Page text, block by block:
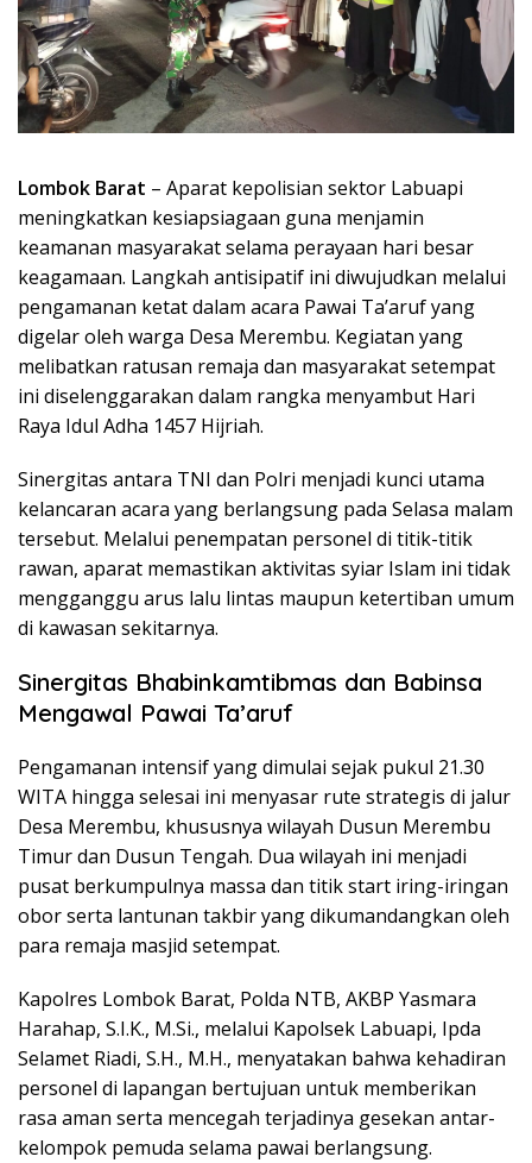
Lombok Barat – Aparat kepolisian sektor Labuapi
meningkatkan kesiapsiagaan guna menjamin
keamanan masyarakat selama perayaan hari besar
keagamaan. Langkah antisipatif ini diwujudkan melalui
pengamanan ketat dalam acara Pawai Ta’aruf yang
digelar oleh warga Desa Merembu. Kegiatan yang
melibatkan ratusan remaja dan masyarakat setempat
ini diselenggarakan dalam rangka menyambut Hari
Raya Idul Adha 1457 Hijriah.
Sinergitas antara TNI dan Polri menjadi kunci utama
kelancaran acara yang berlangsung pada Selasa malam
tersebut. Melalui penempatan personel di titik-titik
rawan, aparat memastikan aktivitas syiar Islam ini tidak
mengganggu arus lalu lintas maupun ketertiban umum
di kawasan sekitarnya.
Sinergitas Bhabinkamtibmas dan Babinsa
Mengawal Pawai Ta’aruf
Pengamanan intensif yang dimulai sejak pukul 21.30
WITA hingga selesai ini menyasar rute strategis di jalur
Desa Merembu, khususnya wilayah Dusun Merembu
Timur dan Dusun Tengah. Dua wilayah ini menjadi
pusat berkumpulnya massa dan titik start iring-iringan
obor serta lantunan takbir yang dikumandangkan oleh
para remaja masjid setempat.
Kapolres Lombok Barat, Polda NTB, AKBP Yasmara
Harahap, S.I.K., M.Si., melalui Kapolsek Labuapi, Ipda
Selamet Riadi, S.H., M.H., menyatakan bahwa kehadiran
personel di lapangan bertujuan untuk memberikan
rasa aman serta mencegah terjadinya gesekan antar-
kelompok pemuda selama pawai berlangsung.